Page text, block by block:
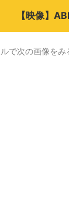
【映像】
で次の画像を